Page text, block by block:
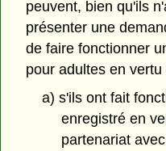
peuvent, bien qu'ils
présenter une
de faire fonctionner
pour adultes en
a) s'ils ont fait
enregistré en
partenariat